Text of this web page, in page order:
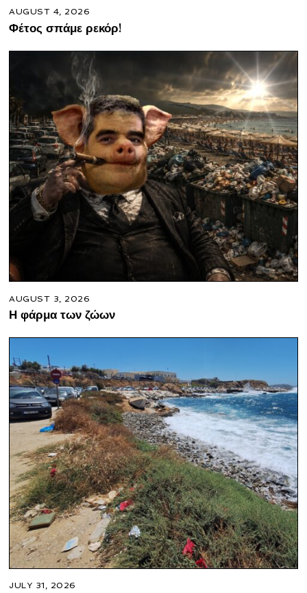
AUGUST 4, 2026
Φέτος σπάμε ρεκόρ!
AUGUST 3, 2026
Η φάρμα των ζώων
JULY 31, 2026